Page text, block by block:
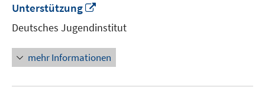
Unterstützung
neuem
Fenster
öffnen
Deutsches Jugendinstitut
mehr Informationen